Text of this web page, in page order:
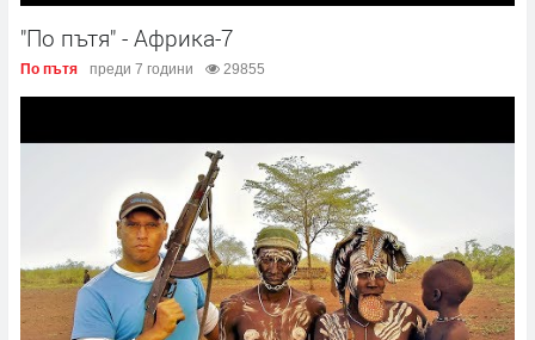
"По пътя" - Африка-7
По пътя преди 7 години 29855